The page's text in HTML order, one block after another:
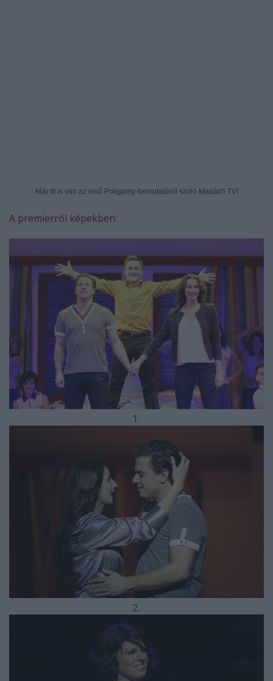
Már itt is van az első Poligamy-bemutatóról szóló Madách TV!
A premierről képekben:
1.
2.